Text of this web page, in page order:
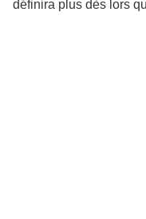
définira plus dès lors